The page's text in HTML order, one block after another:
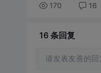
170 16
16 条回复
请发表友善的